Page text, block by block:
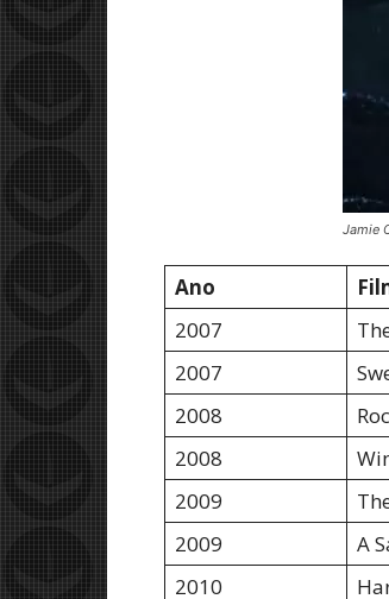
Jamie
Ano
2007
2007
2008
2008
2009
2009
A
2010